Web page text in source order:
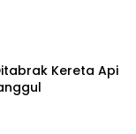
Kereta Api